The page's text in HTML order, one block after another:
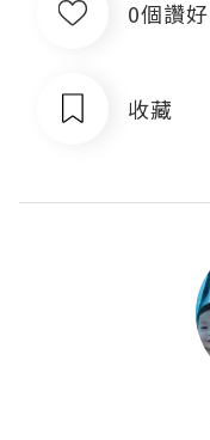
0個讚好
收藏